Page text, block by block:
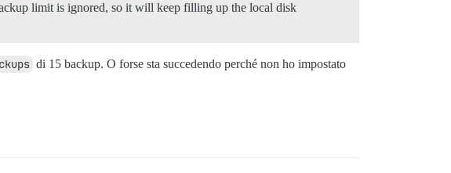
limit is ignored, so it will keep filling up the local disk
di 15 backup. O forse sta succedendo perché non ho impostato